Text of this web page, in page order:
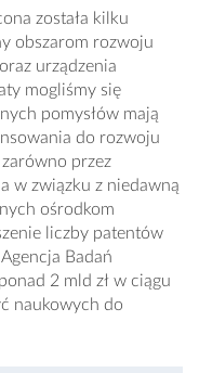
została kilku
obszarom rozwoju
urządzenia
mogliśmy się
pomysłów mają
do rozwoju
przez
w związku z niedawną
ośrodkom
liczby patentów
Badań
2 mld zł w ciągu
naukowych do